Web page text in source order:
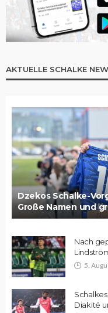
AKTUELLE SCHALKE
Dzekos Schalke-
Große Namen und
Nach
5.
Diakité